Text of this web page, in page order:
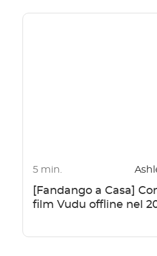
5 min.
[Fandango a Casa]
film Vudu offline nel